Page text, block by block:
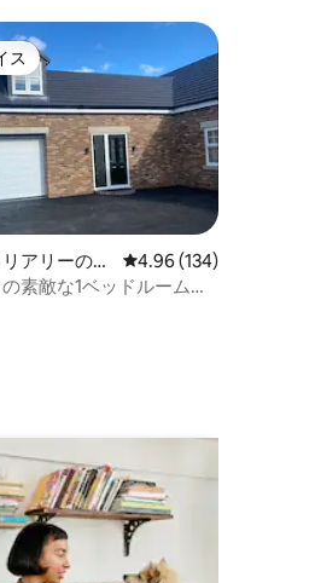
星の平均評価
チョイスです。
ス
アリーのロ
レビュー134件、5つ
4.96 (134)
素敵な1ベッドルームの